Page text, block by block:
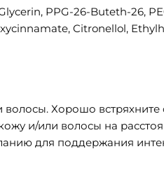
PPG-26-Buteth-26,
Citronellol,
Хорошо встряхните
и/или волосы на
для поддержания